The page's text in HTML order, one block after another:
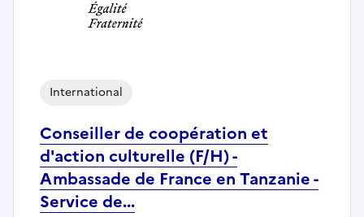
Conseiller de coopération et
d'action culturelle (F/H) -
Ambassade de France en Tanzanie -
Service de...
International